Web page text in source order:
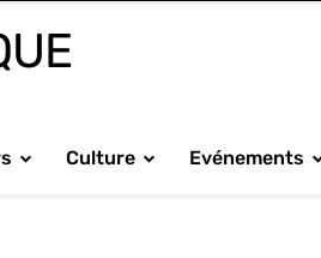
Culture Evénements